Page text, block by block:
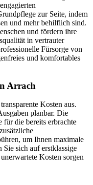
zur Seite, indem
und mehr behilflich sind.
und fördern ihre
in vertrauter
Fürsorge von
und komfortables
Arrach
Kosten aus.
planbar. Die
für die bereits erbrachte
um Ihnen maximale
Sie sich auf erstklassige
Kosten sorgen